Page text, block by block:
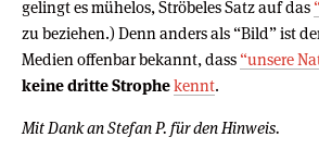
gelingt es mühelos, Ströbeles Satz auf das
zu beziehen.) Denn anders als “Bild” ist
Medien offenbar bekannt, dass “unsere
keine dritte Strophekennt.
Mit Dank an Stefan P. für den Hinweis.